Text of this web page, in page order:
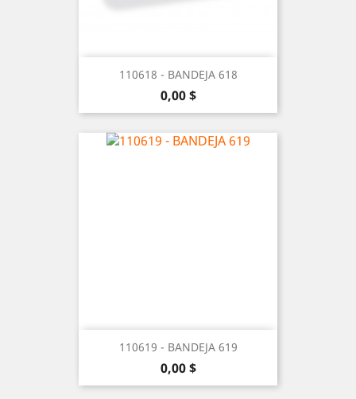
110618 - BANDEJA 618
Precio
0,00 $
110619 - BANDEJA 619
Precio
0,00 $